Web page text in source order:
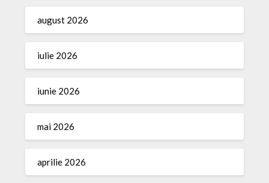
august 2026
iulie 2026
iunie 2026
mai 2026
aprilie 2026